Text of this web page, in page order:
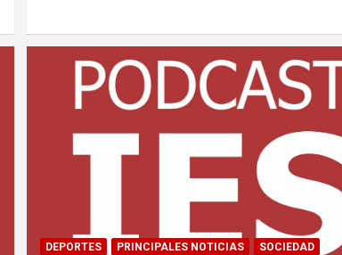
DEPORTES PRINCIPALES NOTICIAS SOCIEDAD